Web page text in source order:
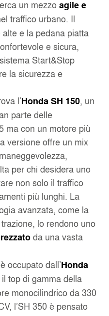
un mezzoagile e
traffico urbano. Il
e la pedana piatta
e sicura,
Start&Stop
la sicurezza e
l’Honda SH 150, un
parte delle
ma con un motore più
versione offre un mix
per chi desidera uno
non solo il traffico
più lunghi. La
avanzata, come la
lo rendono uno
da una vasta
occupato dall’Honda
top di gamma della
monocilindrico da 330
l’SH 350 è pensato